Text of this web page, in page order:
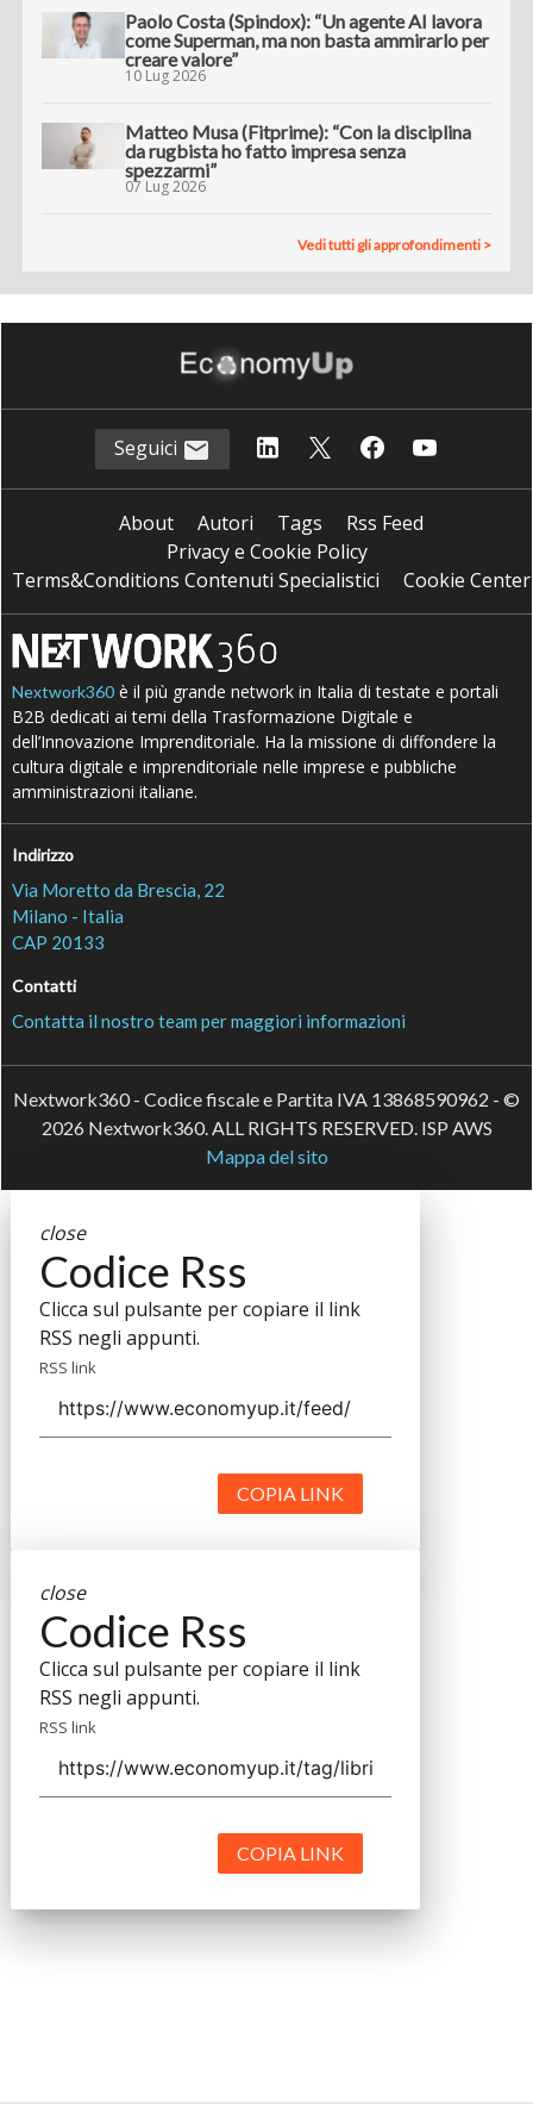
Paolo Costa (Spindox): “Un agente AI lavora
come Superman, ma non basta ammirarlo per
creare valore”
10 Lug 2026
Matteo Musa (Fitprime): “Con la disciplina
da rugbista ho fatto impresa senza
spezzarmi”
07 Lug 2026
Vedi tutti gli approfondimenti >
Seguici
About Autori Tags
Rss Feed
Privacy e Cookie Policy
Terms&Conditions Contenuti Specialistici
Cookie Center
Nextwork360 è il più grande network in Italia di testate e portali
B2B dedicati ai temi della Trasformazione Digitale e
dell’Innovazione Imprenditoriale. Ha la missione di diffondere la
cultura digitale e imprenditoriale nelle imprese e pubbliche
amministrazioni italiane.
Indirizzo
Via Moretto da Brescia, 22
Milano - Italia
CAP 20133
Contatti
Contatta il nostro team per maggiori informazioni
Nextwork360 - Codice fiscale e Partita IVA 13868590962 - ©
2026 Nextwork360. ALL RIGHTS RESERVED. ISP AWS
Mappa del sito
close
Codice Rss
Clicca sul pulsante per copiare il link
RSS negli appunti.
RSS link
COPIA LINK
close
Codice Rss
Clicca sul pulsante per copiare il link
RSS negli appunti.
RSS link
COPIA LINK